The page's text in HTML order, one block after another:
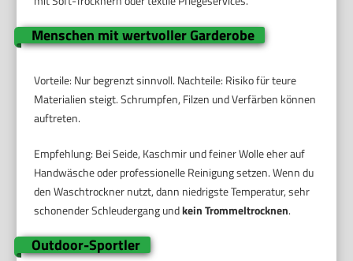
Menschen mit wertvoller Garderobe
Vorteile: Nur begrenzt sinnvoll. Nachteile: Risiko für teure
Materialien steigt. Schrumpfen, Filzen und Verfärben können
auftreten.
Empfehlung: Bei Seide, Kaschmir und feiner Wolle eher auf
Handwäsche oder professionelle Reinigung setzen. Wenn du
den Waschtrockner nutzt, dann niedrigste Temperatur, sehr
schonender Schleudergang undkein Trommeltrocknen.
Outdoor-Sportler